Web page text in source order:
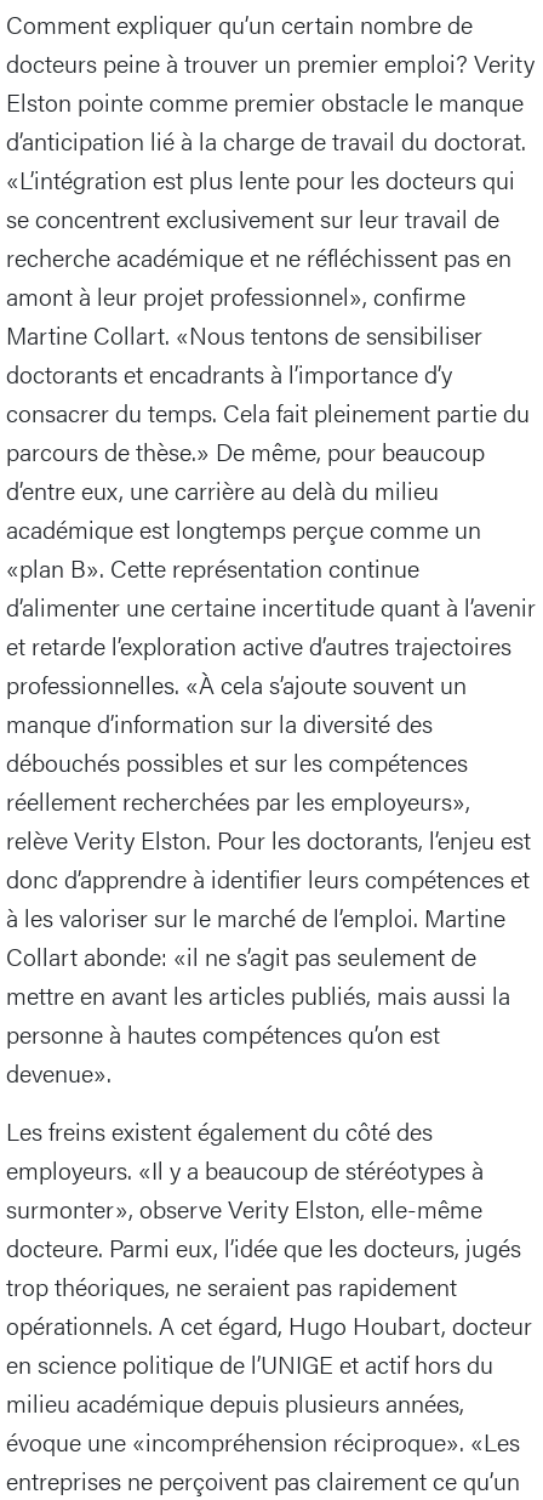
Comment expliquer qu’un certain nombre de
docteurs peine à trouver un premier emploi? Verity
Elston pointe comme premier obstacle le manque
d’anticipation lié à la charge de travail du doctorat.
«L’intégration est plus lente pour les docteurs qui
se concentrent exclusivement sur leur travail de
recherche académique et ne réfléchissent pas en
amont à leur projet professionnel», confirme
Martine Collart. «Nous tentons de sensibiliser
doctorants et encadrants à l’importance d’y
consacrer du temps. Cela fait pleinement partie du
parcours de thèse.» De même, pour beaucoup
d’entre eux, une carrière au delà du milieu
académique est longtemps perçue comme un
«plan B». Cette représentation continue
d’alimenter une certaine incertitude quant à l’avenir
et retarde l’exploration active d’autres trajectoires
professionnelles. «À cela s’ajoute souvent un
manque d’information sur la diversité des
débouchés possibles et sur les compétences
réellement recherchées par les employeurs»,
relève Verity Elston. Pour les doctorants, l’enjeu est
donc d’apprendre à identifier leurs compétences et
à les valoriser sur le marché de l’emploi. Martine
Collart abonde: «il ne s’agit pas seulement de
mettre en avant les articles publiés, mais aussi la
personne à hautes compétences qu’on est
devenue».
Les freins existent également du côté des
employeurs. «Il y a beaucoup de stéréotypes à
surmonter», observe Verity Elston, elle-même
docteure. Parmi eux, l’idée que les docteurs, jugés
trop théoriques, ne seraient pas rapidement
opérationnels. A cet égard, Hugo Houbart, docteur
en science politique de l’UNIGE et actif hors du
milieu académique depuis plusieurs années,
évoque une «incompréhension réciproque». «Les
entreprises ne perçoivent pas clairement ce qu’un